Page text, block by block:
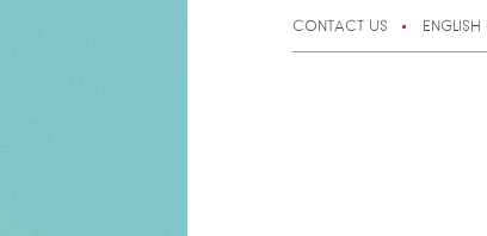
CONTACT US ENGLISH